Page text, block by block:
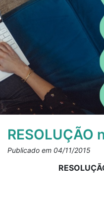
RESOLUÇÃO
Publicado em 04/11/2015